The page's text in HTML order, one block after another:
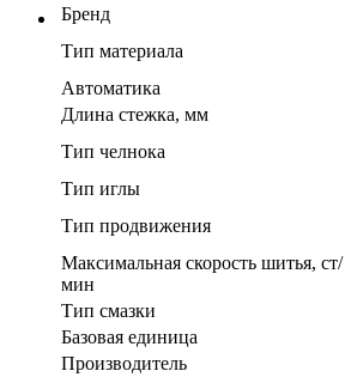
Бренд
Тип материала
Автоматика
Длина стежка, мм
Тип челнока
Тип иглы
Тип продвижения
Максимальная скорость шитья, ст/
мин
Тип смазки
Базовая единица
Производитель